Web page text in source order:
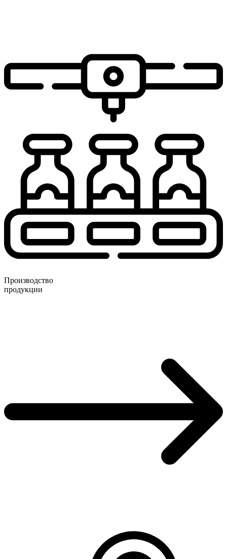
Производство
продукции